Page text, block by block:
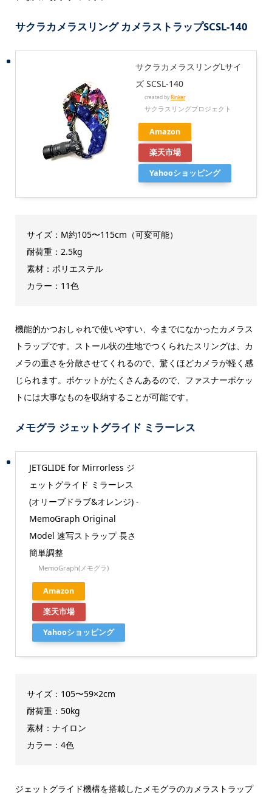
サクラカメラスリング カメラストラップSCSL-140
サクラカメラスリングLサイ
ズ SCSL-140
created byRinker
サクラスリングプロジェクト
Amazon
楽天市場
Yahooショッピング
サイズ：M約105〜115cm（可変可能）
耐荷重：2.5kg
素材：ポリエステル
カラー：11色
機能的かつおしゃれで使いやすい、今までになかったカメラス
トラップです。ストール状の生地でつくられたスリングは、カ
メラの重さを分散させてくれるので、驚くほどカメラが軽く感
じられます。ポケットがたくさんあるので、ファスナーポケッ
トには大事なものを収納することが可能です。
メモグラ ジェットグライド ミラーレス
JETGLIDE for Mirrorless ジ
ェットグライド ミラーレス
(オリーブドラブ&オレンジ) -
MemoGraph Original
Model 速写ストラップ 長さ
簡単調整
MemoGraph(メモグラ)
Amazon
楽天市場
Yahooショッピング
サイズ：105〜59×2cm
耐荷重：50kg
素材：ナイロン
カラー：4色
ジェットグライド機構を搭載したメモグラのカメラストラップ